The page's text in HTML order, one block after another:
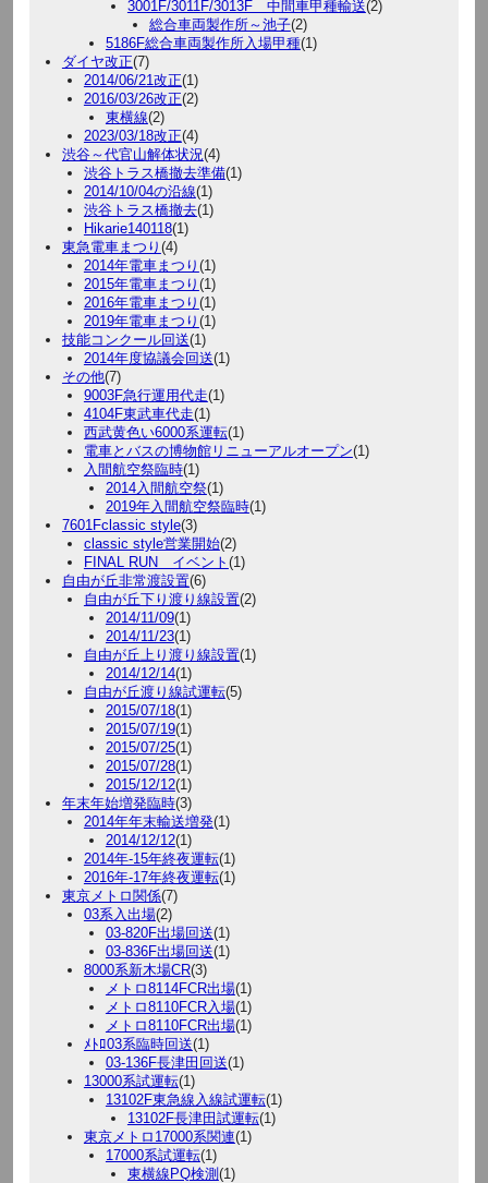
3001F/3011F/3013F 中間車甲種輸送(2)
総合車両製作所～池子(2)
5186F総合車両製作所入場甲種(1)
ダイヤ改正(7)
2014/06/21改正(1)
2016/03/26改正(2)
東横線(2)
2023/03/18改正(4)
渋谷～代官山解体状況(4)
渋谷トラス橋撤去準備(1)
2014/10/04の沿線(1)
渋谷トラス橋撤去(1)
Hikarie140118(1)
東急電車まつり (4)
2014年電車まつり (1)
2015年電車まつり (1)
2016年電車まつり (1)
2019年電車まつり (1)
技能コンクール回送(1)
2014年度協議会回送(1)
その他(7)
9003F急行運用代走(1)
4104F東武車代走(1)
西武黄色い6000系運転(1)
電車とバスの博物館リニューアルオープン(1)
入間航空祭臨時(1)
2014入間航空祭(1)
2019年入間航空祭臨時(1)
7601Fclassic style(3)
classic style営業開始(2)
FINAL RUN イベント (1)
自由が丘非常渡設置(6)
自由が丘下り渡り線設置(2)
2014/11/09(1)
2014/11/23(1)
自由が丘上り渡り線設置(1)
2014/12/14(1)
自由が丘渡り線試運転(5)
2015/07/18(1)
2015/07/19(1)
2015/07/25(1)
2015/07/28(1)
2015/12/12(1)
年末年始増発臨時(3)
2014年年末輸送増発(1)
2014/12/12(1)
2014年-15年終夜運転(1)
2016年-17年終夜運転(1)
東京メトロ関係(7)
03系入出場(2)
03-820F出場回送(1)
03-836F出場回送(1)
8000系新木場CR(3)
メトロ8114FCR出場(1)
メトロ8110FCR入場(1)
メトロ8110FCR出場(1)
ﾒﾄﾛ03系臨時回送(1)
03-136F長津田回送(1)
13000系試運転(1)
13102F東急線入線試運転(1)
13102F長津田試運転(1)
東京メトロ17000系関連(1)
17000系試運転(1)
東横線PQ検測(1)